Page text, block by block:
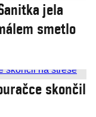
jela
smetlo
skončil